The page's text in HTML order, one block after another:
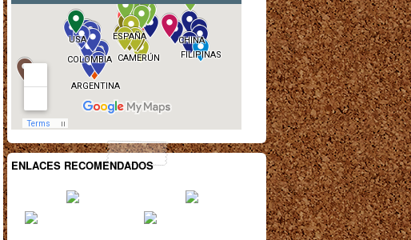
ENLACES RECOMENDADOS